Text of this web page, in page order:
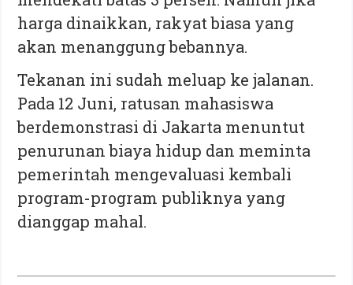
harga dinaikkan, rakyat biasa yang
akan menanggung bebannya.
Tekanan ini sudah meluap ke jalanan.
Pada 12 Juni, ratusan mahasiswa
berdemonstrasi di Jakarta menuntut
penurunan biaya hidup dan meminta
pemerintah mengevaluasi kembali
program-program publiknya yang
dianggap mahal.